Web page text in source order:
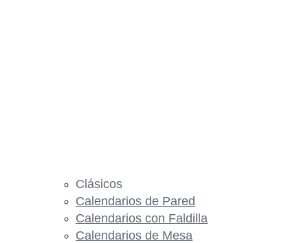
Clásicos
Calendarios de Pared
Calendarios con Faldilla
Calendarios de Mesa